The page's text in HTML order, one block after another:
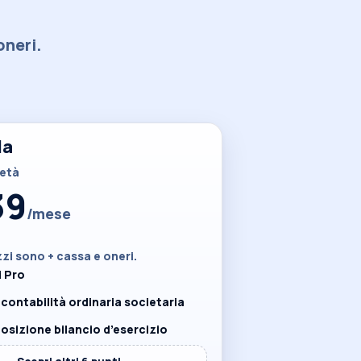
/mese
sono + cassa e oneri.
Pro
ordinaria societaria
bilancio d’esercizio